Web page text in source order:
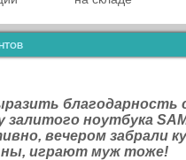
залитого ноутбука
вечером забрали
играют муж тоже!